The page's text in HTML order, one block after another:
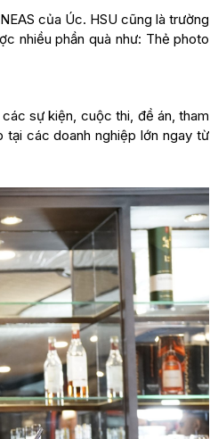
của Úc. HSU cũng là trường
nhiều phần quà như: Thẻ photo
sự kiện, cuộc thi, đề án, tham
các doanh nghiệp lớn ngay từ